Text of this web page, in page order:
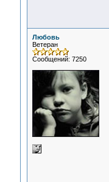
Любовь
Ветеран
Сообщений: 7250